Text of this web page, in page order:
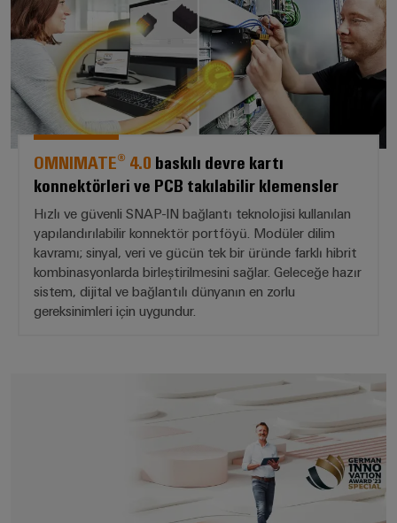
Endüstriniz için
pratik
bağlantılar.
Endüstriyel
Bağlantı
inovasyonlarımız.
Çevresel
SCIP ve
Weidmüller
Configurator
Dijital
mühendislikte
sonraki
aşama -
sezgisel,
kolay ve hızlı
OMNIMATE® 4.0 baskılı devre kartı
konnektörleri ve PCB takılabilir klemensler
Hızlı ve güvenli SNAP-IN bağlantı teknolojisi kullanılan
yapılandırılabilir konnektör portföyü. Modüler dilim
kavramı; sinyal, veri ve gücün tek bir üründe farklı hibrit
kombinasyonlarda birleştirilmesini sağlar. Geleceğe hazır
sistem, dijital ve bağlantılı dünyanın en zorlu
gereksinimleri için uygundur.
easyConnect – Endüstriyel